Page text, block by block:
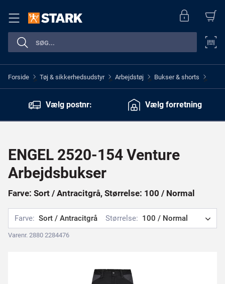
Forside > Tøj & sikkerhedsudstyr > Arbejdstøj > Bukser & shorts >
Vælg postnr: Vælg forretning
ENGEL 2520-154 Venture
Arbejdsbukser
Farve: Sort / Antracitgrå, Størrelse: 100 / Normal
Farve: Sort / Antracitgrå Størrelse: 100 / Normal
Varenr. 2880 2284476